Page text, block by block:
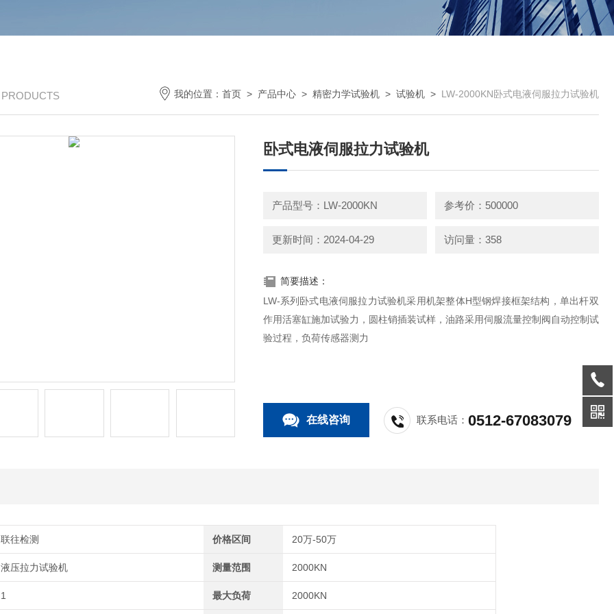
我的位置： 首页 > 产品中心 > 精密力学试验机 > 试验机 > LW-2000KN卧式电液伺服拉力试验机
卧式电液伺服拉力试验机
产品型号：LW-2000KN 参考价：500000
更新时间：2024-04-29 访问量：358
简要描述：
LW-系列卧式电液伺服拉力试验机采用机架整体H型钢焊接框架结构，单出杆双
作用活塞缸施加试验力，圆柱销插装试样，油路采用伺服流量控制阀自动控制试
验过程，负荷传感器测力
在线咨询 联系电话：0512-67083079
联往检测 价格区间 20万-50万
液压拉力试验机 测量范围 2000KN
1 最大负荷 2000KN